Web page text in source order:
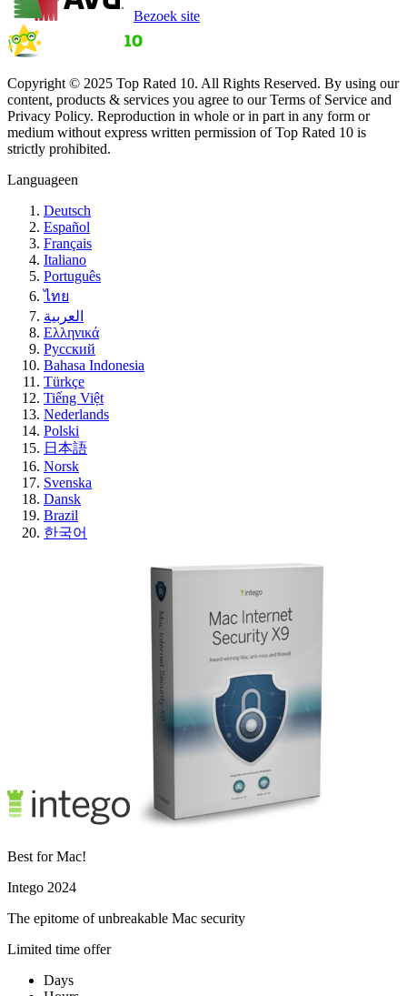
Bezoek site
Copyright © 2025 Top Rated 10. All Rights Reserved. By using our
content, products & services you agree to our Terms of Service and
Privacy Policy. Reproduction in whole or in part in any form or
medium without express written permission of Top Rated 10 is
strictly prohibited.
Languageen
Deutsch
Español
Français
Italiano
Português
ไทย
العربية
Ελληνικά
Русский
Bahasa Indonesia
Türkçe
Tiếng Việt
Nederlands
Polski
日本語
Norsk
Svenska
Dansk
Brazil
한국어
Best for Mac!
Intego 2024
The epitome of unbreakable Mac security
Limited time offer
Days